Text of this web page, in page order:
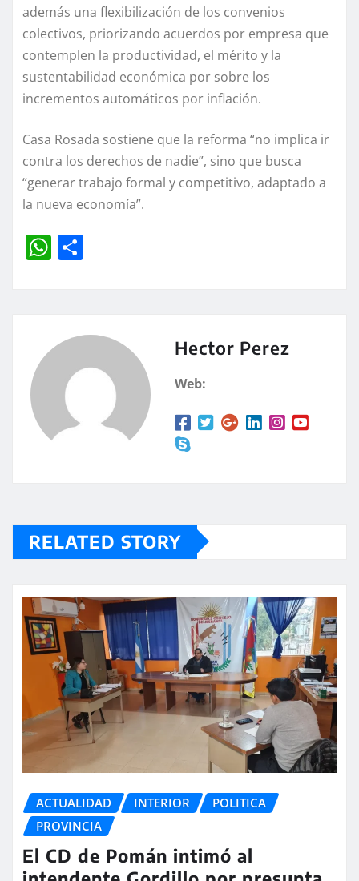
además una flexibilización de los convenios
colectivos, priorizando acuerdos por empresa que
contemplen la productividad, el mérito y la
sustentabilidad económica por sobre los
incrementos automáticos por inflación.
Casa Rosada sostiene que la reforma “no implica ir
contra los derechos de nadie”, sino que busca
“generar trabajo formal y competitivo, adaptado a
la nueva economía”.
W
A
p
rt
Hector Perez
Web:
RELATED STORY
ACTUALIDAD INTERIOR
POLITICA
PROVINCIA
El CD de Pomán intimó al